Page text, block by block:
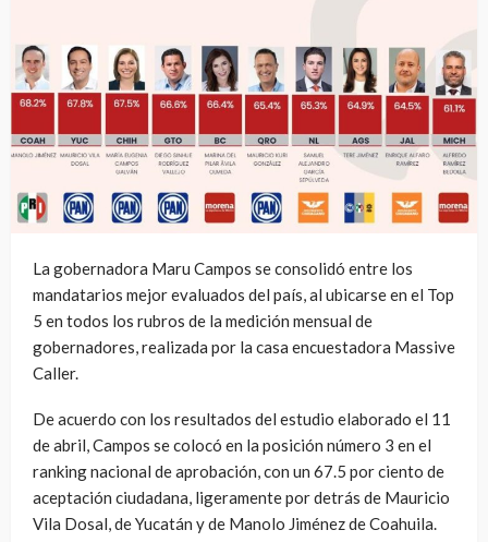
La gobernadora Maru Campos se consolidó entre los
mandatarios mejor evaluados del país, al ubicarse en el Top
5 en todos los rubros de la medición mensual de
gobernadores, realizada por la casa encuestadora Massive
Caller.
De acuerdo con los resultados del estudio elaborado el 11
de abril, Campos se colocó en la posición número 3 en el
ranking nacional de aprobación, con un 67.5 por ciento de
aceptación ciudadana, ligeramente por detrás de Mauricio
Vila Dosal, de Yucatán y de Manolo Jiménez de Coahuila.